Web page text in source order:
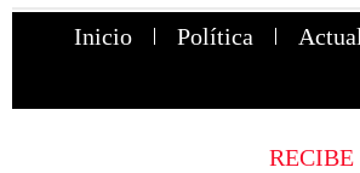
Inicio Política